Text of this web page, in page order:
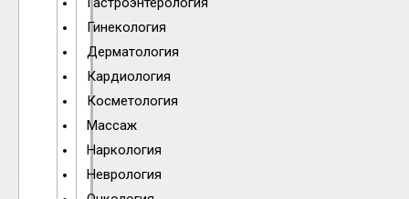
Гинекология
Дерматология
Кардиология
Косметология
Массаж
Наркология
Неврология